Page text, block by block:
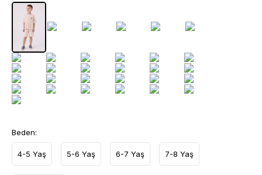
Beden:
4-5 Yaş 5-6 Yaş 6-7 Yaş 7-8 Yaş